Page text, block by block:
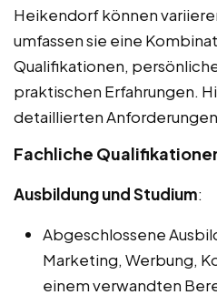
Heikendorf können
umfassen sie eine
Qualifikationen,
praktischen Erfahrungen.
detaillierten
Fachliche
Ausbildung und Studium:
Abgeschlossene
Marketing, Werbung,
einem verwandten